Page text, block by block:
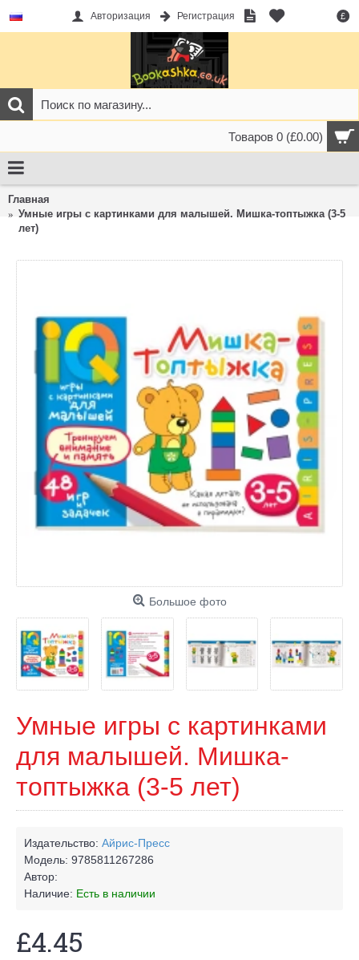
£
Авторизация Регистрация
Товаров 0 (£0.00)
Главная
Умные игры с картинками для малышей. Мишка-топтыжка (3-5
лет)
Большое фото
Умные игры с картинками
для малышей. Мишка-
топтыжка (3-5 лет)
Издательство: Айрис-Пресс
Модель: 9785811267286
Автор:
Наличие: Есть в наличии
£4.45